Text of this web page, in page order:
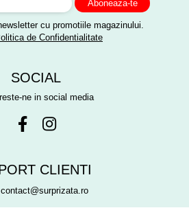
cu promotiile magazinului.
de Confidentialitate
SOCIAL
ne in social media
CLIENTI
contact@surprizata.ro